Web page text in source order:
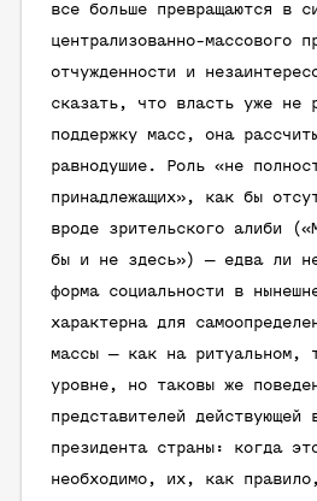
все больше превращаются в
централизованно-массового
отчужденности и
сказать, что власть уже не
поддержку масс, она
равнодушие. Роль «не
принадлежащих», как бы
вроде зрительского алиби
бы и не здесь») — едва ли не
форма социальности в
характерна для
массы — как на ритуальном,
уровне, но таковы же
представителей действующей
президента страны: когда
необходимо, их, как